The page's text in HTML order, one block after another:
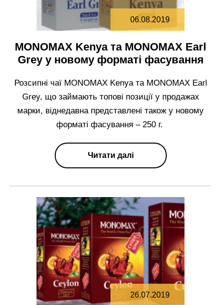
06.08.2019
МОNOMAX Kenya та МОNOMAX Earl
Grey у новому форматі фасування
Розсипні чаї МОNOMAX Kenya та МОNOMAX Earl
Grey, що займають топові позиції у продажах
марки, віднедавна представлені також у новому
форматі фасування – 250 г.
Читати далі
26.07.2019